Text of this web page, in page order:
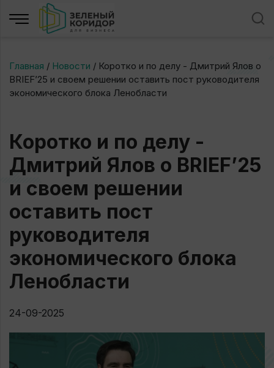
Главная / Новости / Коротко и по делу - Дмитрий Ялов о
BRIEF’25 и своем решении оставить пост руководителя
экономического блока Ленобласти
Коротко и по делу -
Дмитрий Ялов о BRIEF’25
и своем решении
оставить пост
руководителя
экономического блока
Ленобласти
24-09-2025